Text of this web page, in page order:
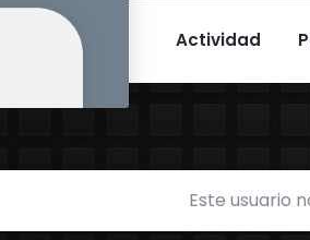
Actividad
Este usuario